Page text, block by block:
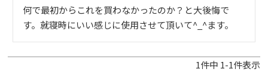
何で最初からこれを買わなかったのか？と大後悔で
す。就寝時にいい感じに使用させて頂いて^_^ます。
1件中 1-1件表示